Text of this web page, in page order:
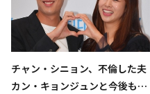
チャン・シニョン、不倫した夫
カン・キョンジュンと今後も生